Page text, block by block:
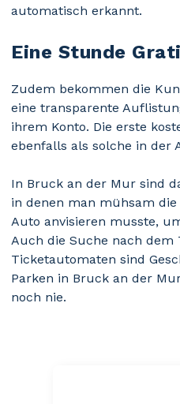
automatisch erkannt.
Eine Stunde
Zudem bekommen die
eine transparente
ihrem Konto. Die erste
ebenfalls als solche in der
In Bruck an der Mur sind
in denen man mühsam
Auto anvisieren musste,
Auch die Suche nach
Ticketautomaten sind
Parken in Bruck an der
noch nie.